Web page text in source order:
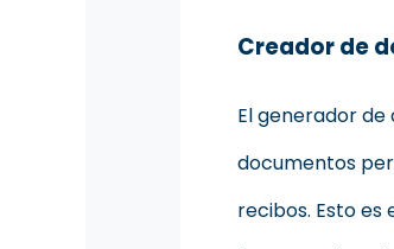
Creador de
El generador
documentos
recibos. Esto